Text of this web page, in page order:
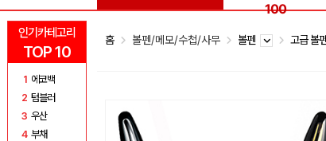
인기카테고리
TOP 10
1 에코백
2 텀블러
3 우산
4 부채
100
홈 볼펜/메모/수첩/사무 볼펜 고급 볼